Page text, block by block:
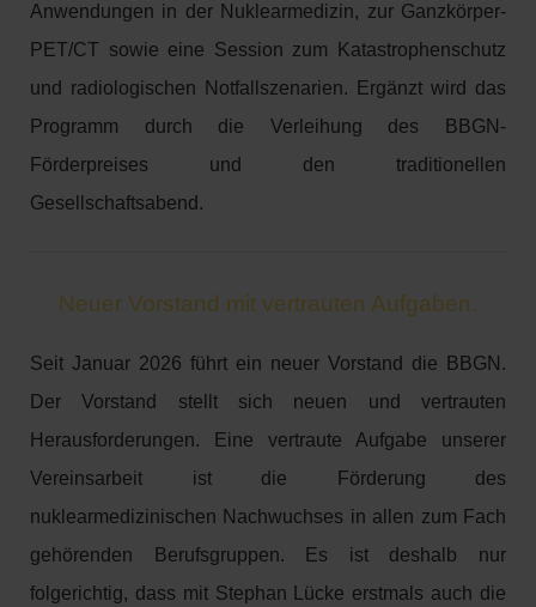
Anwendungen in der Nuklearmedizin, zur Ganzkörper-
PET/CT sowie eine Session zum Katastrophenschutz
und radiologischen Notfallszenarien. Ergänzt wird das
Programm durch die Verleihung des BBGN-
Förderpreises und den traditionellen
Gesellschaftsabend.
Neuer Vorstand mit vertrauten Aufgaben.
Seit Januar 2026 führt ein neuer Vorstand die BBGN.
Der Vorstand stellt sich neuen und vertrauten
Herausforderungen. Eine vertraute Aufgabe unserer
Vereinsarbeit ist die Förderung des
nuklearmedizinischen Nachwuchses in allen zum Fach
gehörenden Berufsgruppen. Es ist deshalb nur
folgerichtig, dass mit Stephan Lücke erstmals auch die